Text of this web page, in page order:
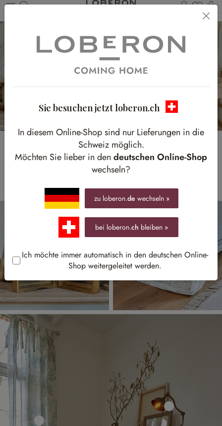
Du
SCHMUCKSTÜCK
Traumhaftes Arbeitszimmer mit französischem Flair
Sie besuchen jetzt loberon.ch
In diesem Online-Shop sind nur Lieferungen in die
Schweiz möglich.
Möchten Sie lieber in den deutschen Online-Shop
wechseln?
zu loberon.de wechseln »
bei loberon.ch bleiben »
Ich möchte immer automatisch in den deutschen Online-
Shop weitergeleitet werden.